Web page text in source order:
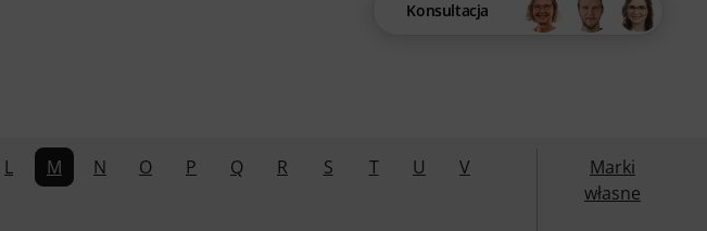
Konsultacja
L M N O P Q R S T U
V
Marki
własne